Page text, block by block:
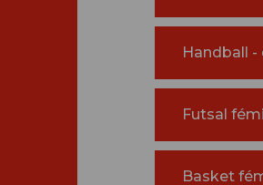
Handball
Futsal
Basket